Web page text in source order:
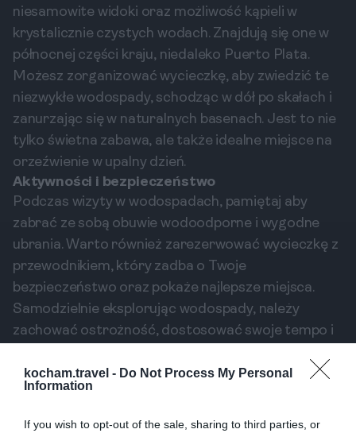
kocham.travel - Do Not Process My Personal
Information
If you wish to opt-out of the sale, sharing to third parties, or
niesamowite widoki oraz możliwość kąpieli w
krystalicznie czystych wodach. Znajdują się one w
północnej części kraju, niedaleko Puerto Plata.
Możesz zorganizować wycieczkę, aby zwiedzić te
niezwykłe wodospady, schodząc w dół po skałach i
zanurzając się w naturalnych basenach. Jest to nie
tylko świetna zabawa, ale także idealne miejsce na
orzeźwienie w upalny dzień.
Aktywności i bezpieczeństwo
Podczas wizyty w wodospadach, pamiętaj aby
zabrać ze sobą obuwie wodoodporne i wygodne
ubrania. Warto również zarezerwować wycieczkę z
przewodnikiem, który zadba o Twoje
bezpieczeństwo oraz pokaże najlepsze miejsca.
Samodzielnie eksplorując wodospady, należy
zachować ostrożność, dostosować swoje tempo i
niebezpieczeństw. Po przygodzie w wodospadach
możesz wrócić do pobliskiego Puerto Plata, aby
zjeść kolację w lokalnej restauracji.